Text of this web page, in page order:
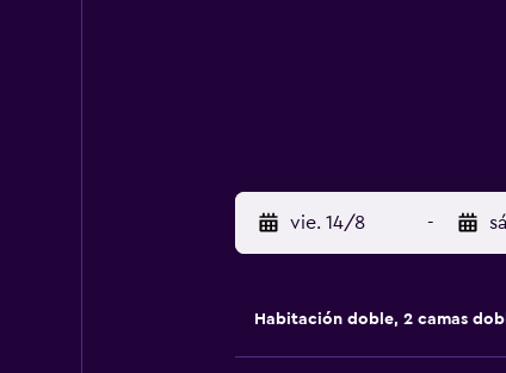
vie. 14/8 -
Habitación doble, 2 camas